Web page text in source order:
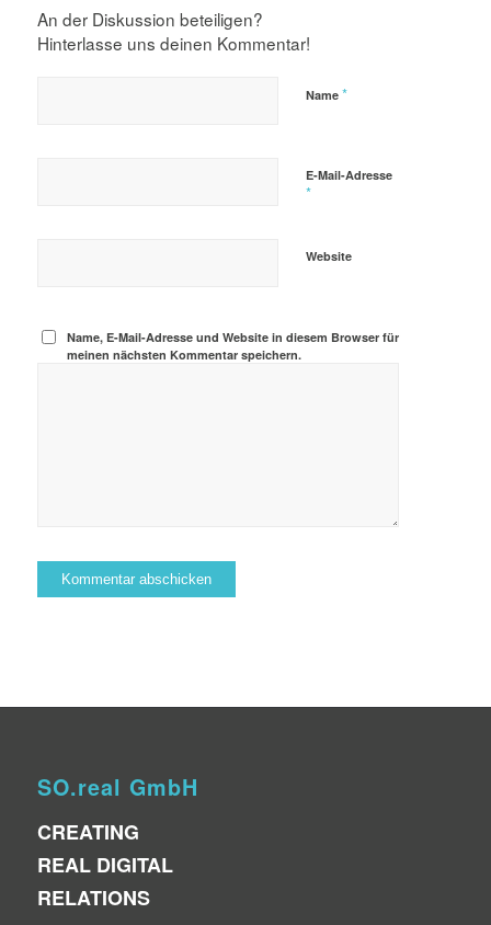
An der Diskussion beteiligen?
Hinterlasse uns deinen Kommentar!
Name *
E-Mail-Adresse
*
Website
Name, E-Mail-Adresse und Website in diesem Browser für
meinen nächsten Kommentar speichern.
SO.real GmbH
CREATING
REAL DIGITAL
RELATIONS